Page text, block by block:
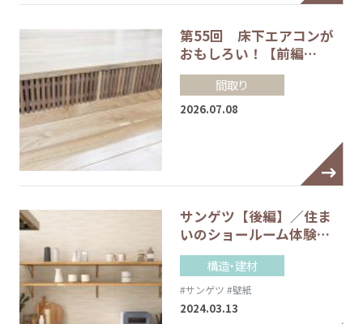
第55回 床下エアコンが
おもしろい！【前編…
間取り
2026.07.08
サンゲツ【後編】／住ま
いのショールーム体験…
構造・建材
#サンゲツ #壁紙
2024.03.13